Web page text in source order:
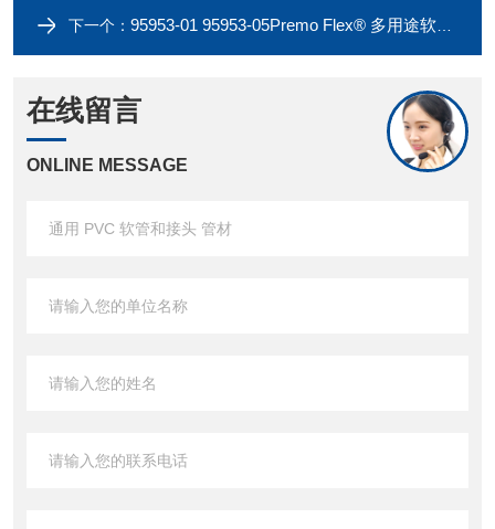
下一个： 95953-01 95953-05Premo Flex® 多用途软管 管材
在线留言
ONLINE MESSAGE